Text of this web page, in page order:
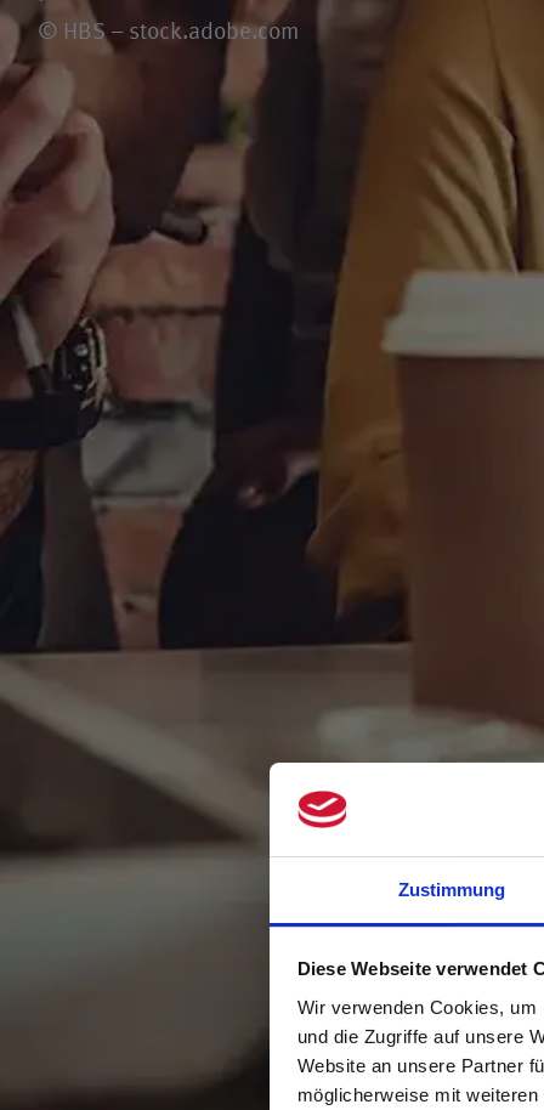
Zustimmung
Diese Webseite verwendet
Wir verwenden Cookies,
und die Zugriffe auf unsere
Website an unsere Partner
möglicherweise mit
© HBS – stock.adobe.com